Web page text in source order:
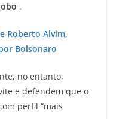
.
Roberto Alvim,
Bolsonaro
no entanto,
e defendem que o
perfil “mais